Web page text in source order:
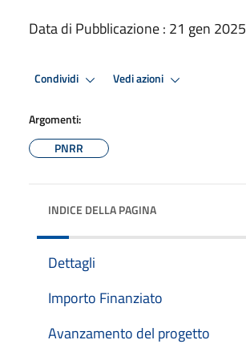
Data di Pubblicazione : 21 gen 2025
Condividi Vedi azioni
Argomenti:
PNRR
INDICE DELLA PAGINA
Dettagli
Importo Finanziato
Avanzamento del progetto